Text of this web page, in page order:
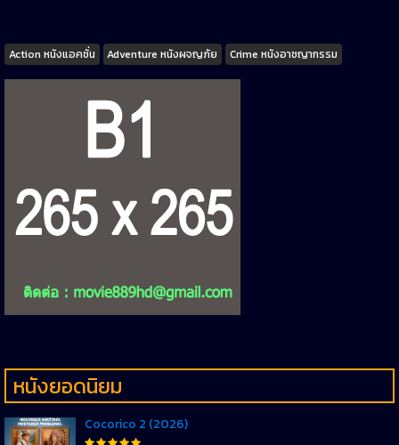
Tags
Action หนังแอคชั่น Adventure หนังผจญภัย Crime หนังอาชญากรรม
หนังยอดนิยม
Cocorico 2 (2026)